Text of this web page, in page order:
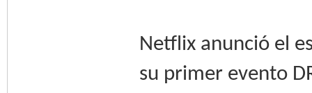
Netflix anunció el
su primer evento